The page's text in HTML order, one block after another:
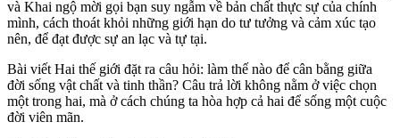
và Khai ngộ mời gọi bạn suy ngẫm về bản chất thực sự của chính
mình, cách thoát khỏi những giới hạn do tư tưởng và cảm xúc tạo
nên, để đạt được sự an lạc và tự tại.
Bài viết Hai thế giới đặt ra câu hỏi: làm thế nào để cân bằng giữa
đời sống vật chất và tinh thần? Câu trả lời không nằm ở việc chọn
một trong hai, mà ở cách chúng ta hòa hợp cả hai để sống một cuộc
đời viên mãn.